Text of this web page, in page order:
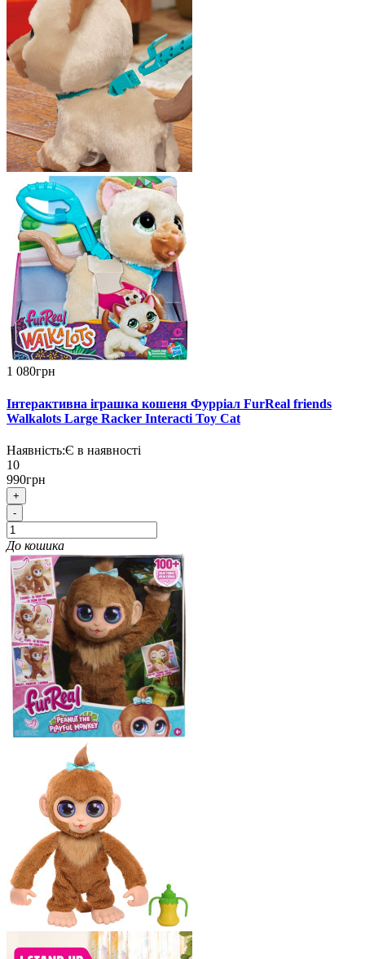
1 080грн
Інтерактивна іграшка кошеня Фурріал FurReal friends
Walkalots Large Racker Interacti Toy Cat
Наявність:Є в наявності
10
990грн
+
-
До кошика